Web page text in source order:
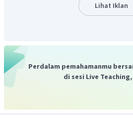
Menghitung mol gas yang
Lihat Iklan
Perdalam pemahamanmu
di sesi Live Teaching,